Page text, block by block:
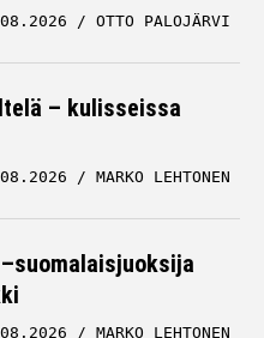
OTTO PALOJÄRVI
– kulisseissa
MARKO LEHTONEN
MARKO LEHTONEN